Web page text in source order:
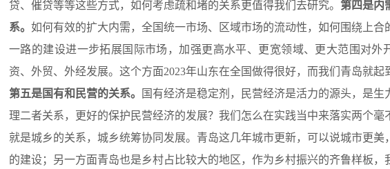
贷、催贷等等这些方式，如何考虑疏和堵的关系更值得我们去研究。 第四是内
系。 如何有效的扩大内需，全国统一市场、区域市场的流动性，如何围绕上合
一路的建设进一步拓展国际市场，加强更高水平、更宽领域、更大范围对外
资、外贸、外经发展。这个方面2023年山东在全国做得很好，而我们青岛就起
第五是国有和民营的关系。
国有经济是稳定剂，民营经济是活力的源头，是生
理二者关系，更好的保护民营经济的发展？我们怎么在实践当中来落实两个毫
就是城乡的关系，城乡统筹协同发展。青岛这几年城市更新，可以说城市更美
的建设；另一方面青岛也是乡村占比较大的地区，作为乡村振兴的齐鲁样板，